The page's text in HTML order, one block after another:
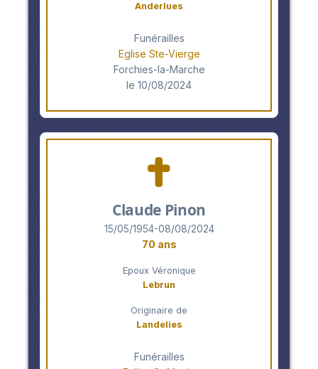
Anderlues
Funérailles
Eglise Ste-Vierge
Forchies-la-Marche
le 10/08/2024
Claude Pinon
15/05/1954-08/08/2024
70 ans
Epoux Véronique
Lebrun
Originaire de
Landelies
Funérailles